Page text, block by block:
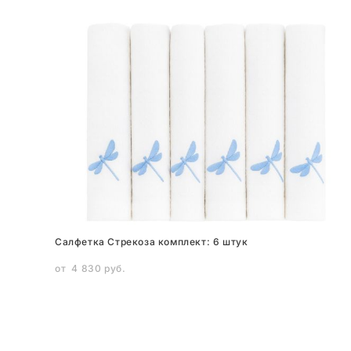
Салфетка Стрекоза комплект: 6 штук
от 4 830 pуб.